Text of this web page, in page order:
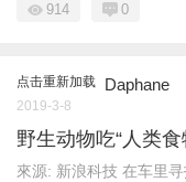
914 0
点击重新加载 Daphane
2019-3-8
野生动物吃“人类
來源: 新浪科技 在车里